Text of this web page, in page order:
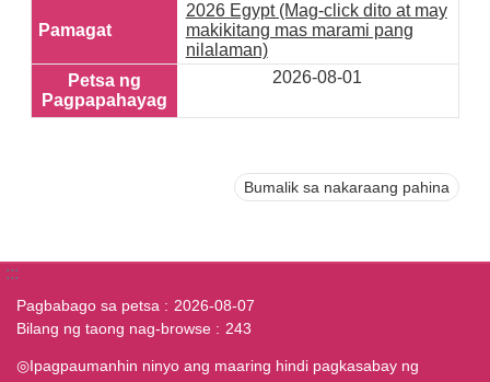
2026 Egypt (Mag-click dito at may
makikitang mas marami pang
nilalaman)
2026-08-01
Bumalik sa nakaraang pahina
:::
Pagbabago sa petsa
2026-08-07
Bilang ng taong nag-browse
243
◎Ipagpaumanhin ninyo ang maaring hindi pagkasabay ng